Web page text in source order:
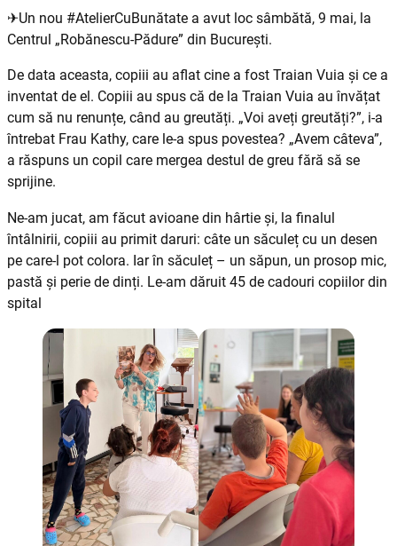
✈Un nou #AtelierCuBunătate a avut loc sâmbătă, 9 mai, la
Centrul „Robănescu-Pădure” din București.
De data aceasta, copiii au aflat cine a fost Traian Vuia și ce a
inventat de el. Copiii au spus că de la Traian Vuia au învățat
cum să nu renunțe, când au greutăți. „Voi aveți greutăți?”, i-a
întrebat Frau Kathy, care le-a spus povestea? „Avem câteva”,
a răspuns un copil care mergea destul de greu fără să se
sprijine.
Ne-am jucat, am făcut avioane din hârtie și, la finalul
întâlnirii, copiii au primit daruri: câte un săculeț cu un desen
pe care-l pot colora. Iar în săculeț – un săpun, un prosop mic,
pastă și perie de dinți. Le-am dăruit 45 de cadouri copiilor din
spital